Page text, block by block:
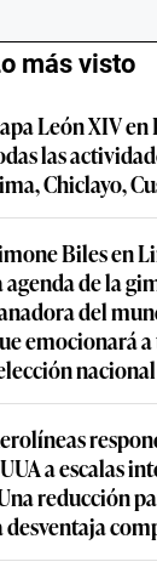
más visto
León XIV en
las
Chiclayo,
Biles en
agenda de la
del
emocionará
nacional
a escalas
reducción
desventaja